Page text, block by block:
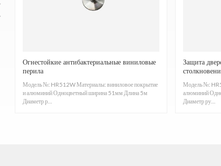
Материал смолы богат ионами серебра, что
ASTM G21-15, отлично, влагостойкий и
Огнестойкие антибактериальные виниловые
перила
Модель №: HR512W Материалы: виниловое покрытие
и алюминий Одноцветный ширина 51мм Длина 5м
Диаметр р...
Защита
Модель №:
алюминий
Диаметр ру...